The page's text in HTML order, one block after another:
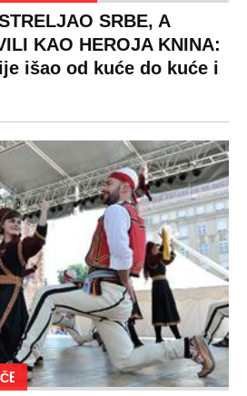
za njima,
pare: Ovde bunde
neke i 2.000 dinara!